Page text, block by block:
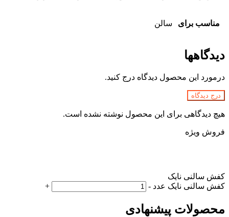
مناسب برای سالن
دیدگاهها
درمورد این محصول دیدگاه درج کنید.
درج دیدگاه
هیچ دیدگاهی برای این محصول نوشته نشده است.
فروش ویژه
کفش سالنی نایک
کفش سالنی نایک عدد -
+
محصولات پیشنهادی